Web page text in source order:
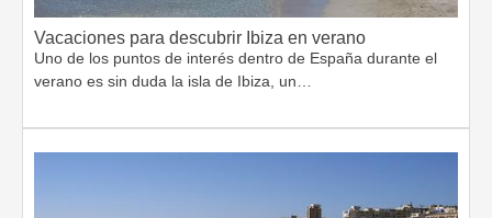
Vacaciones para descubrir Ibiza en verano
Uno de los puntos de interés dentro de España durante el
verano es sin duda la isla de Ibiza, un…